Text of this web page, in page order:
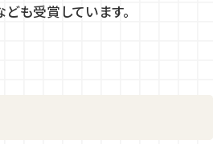
ども受賞しています。